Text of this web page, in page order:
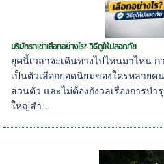
บริษัทรถเช่าเลือกอย่างไร? วิธีดูให้ปลอดภัย
ยุคนี้เวลาจะเดินทางไปไหนมาไหน ก
เป็นตัวเลือกยอดนิยมของใครหลายค
ส่วนตัว และไม่ต้องกังวลเรื่องการบ
ใหญ่สำ...